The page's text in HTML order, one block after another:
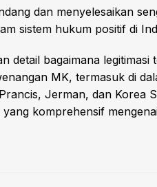
dan menyelesaikan
sistem hukum positif di
detail bagaimana
MK, termasuk di
Jerman, dan Korea
komprehensif